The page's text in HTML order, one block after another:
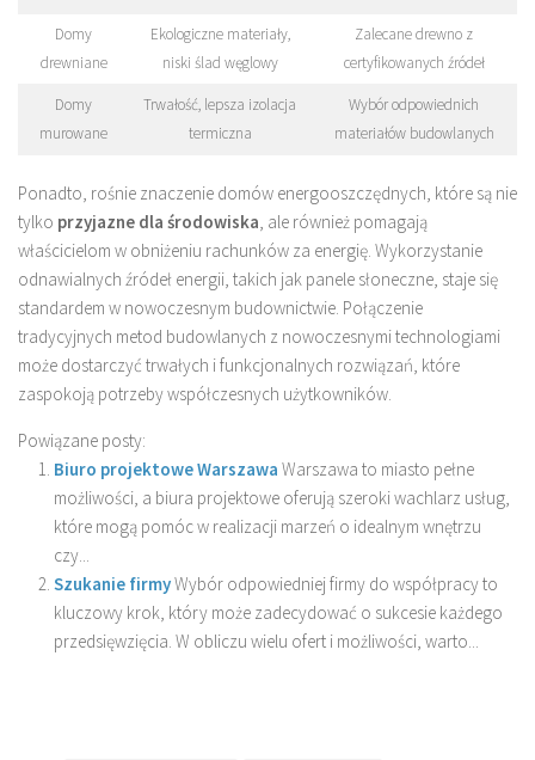
Domy
drewniane
Ekologiczne materiały,
niski ślad węglowy
Zalecane drewno z
certyfikowanych źródeł
Domy
murowane
Trwałość, lepsza izolacja
termiczna
Wybór odpowiednich
materiałów budowlanych
Ponadto, rośnie znaczenie domów energooszczędnych, które są nie
tylko przyjazne dla środowiska, ale również pomagają
właścicielom w obniżeniu rachunków za energię. Wykorzystanie
odnawialnych źródeł energii, takich jak panele słoneczne, staje się
standardem w nowoczesnym budownictwie. Połączenie
tradycyjnych metod budowlanych z nowoczesnymi technologiami
może dostarczyć trwałych i funkcjonalnych rozwiązań, które
zaspokoją potrzeby współczesnych użytkowników.
Powiązane posty:
Biuro projektowe Warszawa Warszawa to miasto pełne
możliwości, a biura projektowe oferują szeroki wachlarz usług,
które mogą pomóc w realizacji marzeń o idealnym wnętrzu
czy...
Szukanie firmyWybór odpowiedniej firmy do współpracy to
kluczowy krok, który może zadecydować o sukcesie każdego
przedsięwzięcia. W obliczu wielu ofert i możliwości, warto...